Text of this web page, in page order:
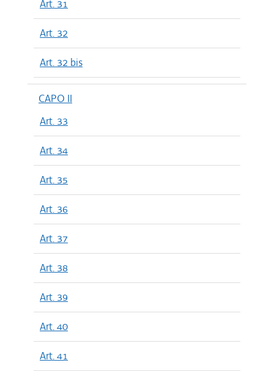
Art. 31
Art. 32
Art. 32 bis
CAPO II
Art. 33
Art. 34
Art. 35
Art. 36
Art. 37
Art. 38
Art. 39
Art. 40
Art. 41